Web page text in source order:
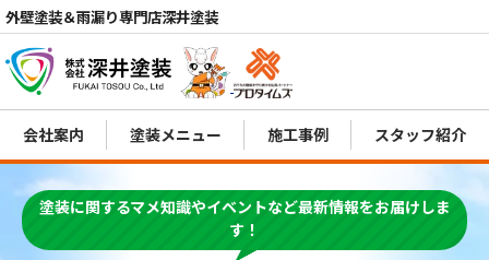
外壁塗装＆雨漏り専門店深井塗装
電話 MENU
会社案内 塗装メニュー 施工事例 スタッフ紹介
塗装に関するマメ知識やイベントなど最新情報をお届けしま
す！